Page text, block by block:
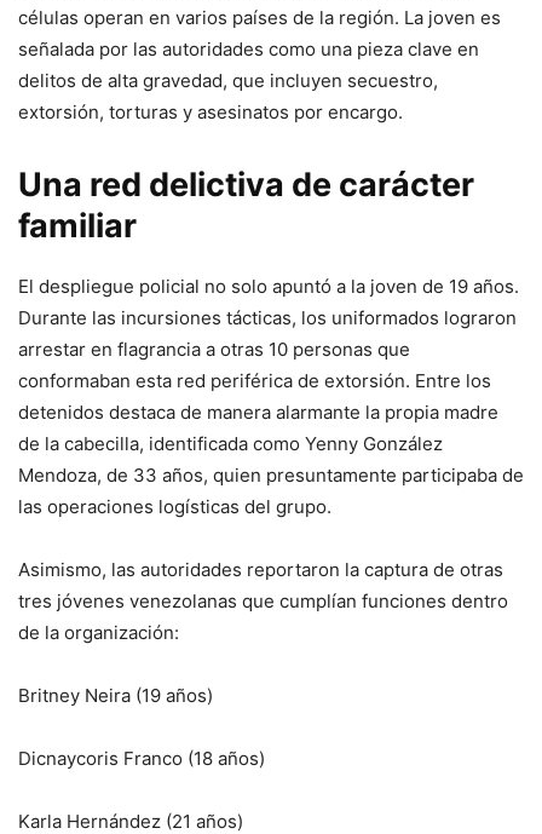
células operan en varios países de la región. La joven es
señalada por las autoridades como una pieza clave en
delitos de alta gravedad, que incluyen secuestro,
extorsión, torturas y asesinatos por encargo.
Una red delictiva de carácter
familiar
El despliegue policial no solo apuntó a la joven de 19 años.
Durante las incursiones tácticas, los uniformados lograron
arrestar en flagrancia a otras 10 personas que
conformaban esta red periférica de extorsión. Entre los
detenidos destaca de manera alarmante la propia madre
de la cabecilla, identificada como Yenny González
Mendoza, de 33 años, quien presuntamente participaba de
las operaciones logísticas del grupo.
Asimismo, las autoridades reportaron la captura de otras
tres jóvenes venezolanas que cumplían funciones dentro
de la organización:
Britney Neira (19 años)
Dicnaycoris Franco (18 años)
Karla Hernández (21 años)